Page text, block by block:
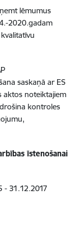
lēmumus
2020.gadam
saskaņā ar ES
aktos noteiktajiem
kontroles
īstenošanai
- 31.12.2017